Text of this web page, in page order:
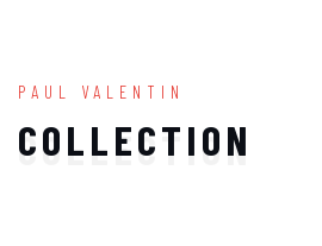
PAUL VALENTIN
COLLECTION